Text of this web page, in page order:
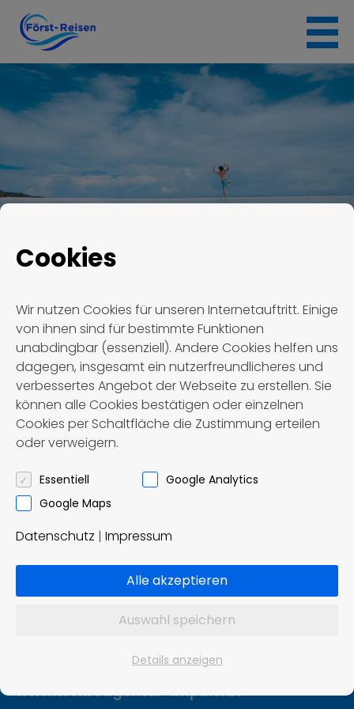
Skip
content
Först Reisen Termin #1824
Termin #1824
Först – Reisen OHG
Omnibusbetrieb und Reisebüro
Ziddelrasen 8
99830 Treffurt
Tel.: 036923 / 8 02 91
info@foerst-reisen.de
Impuls Werbeagentur, Hannover
www.werbeagentur-impuls.de
Cookies
Wir nutzen Cookies für unseren Internetauftritt. Einige
von ihnen sind für bestimmte Funktionen
unabdingbar (essenziell). Andere Cookies helfen uns
dagegen, insgesamt ein nutzerfreundlicheres und
verbessertes Angebot der Webseite zu erstellen. Sie
können alle Cookies bestätigen oder einzelnen
Cookies per Schaltfläche die Zustimmung erteilen
oder verweigern.
Essentiell
Google Analytics
Google Maps
Datenschutz | Impressum
Alle akzeptieren
Auswahl speichern
Details anzeigen